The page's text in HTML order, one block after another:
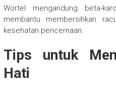
Wortel mengandung beta-
membantu membersihkan
kesehatan pencernaan.
Tips untuk
Hati